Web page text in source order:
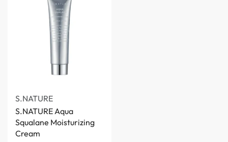
S.NATURE
S.NATURE Aqua
Squalane Moisturizing
Cream